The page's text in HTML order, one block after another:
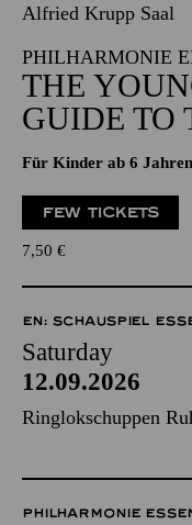
Alfried Krupp Saal
PHILHARMONIE
THE
GUIDE TO
Für Kinder ab 6 Jahren
FEW TICKETS
7,50 €
EN: SCHAUSPIEL
Saturday
12.09.2026
Ringlokschuppen
PHILHARMONIE